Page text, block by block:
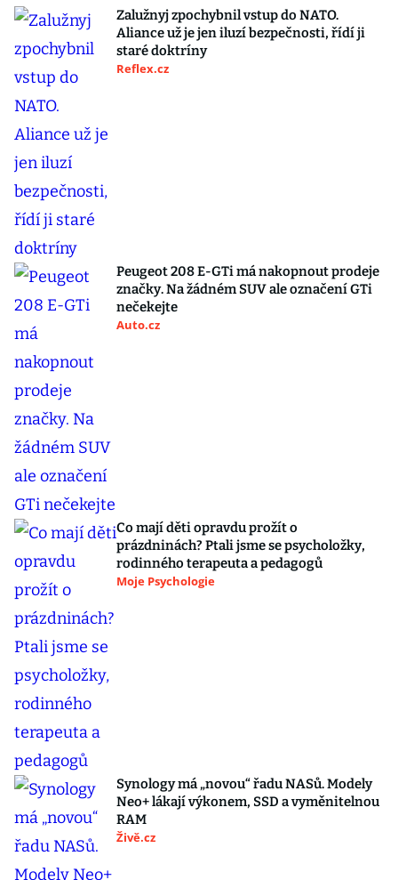
Zalužnyj zpochybnil vstup do NATO.
Aliance už je jen iluzí bezpečnosti, řídí ji
staré doktríny
Reflex.cz
Peugeot 208 E-GTi má nakopnout prodeje
značky. Na žádném SUV ale označení GTi
nečekejte
Auto.cz
Co mají děti opravdu prožít o
prázdninách? Ptali jsme se psycholožky,
rodinného terapeuta a pedagogů
Moje Psychologie
Synology má „novou“ řadu NASů. Modely
Neo+ lákají výkonem, SSD a vyměnitelnou
RAM
Živě.cz